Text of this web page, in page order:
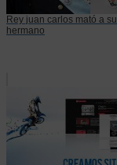
Rey juan carlos mató a su
hermano